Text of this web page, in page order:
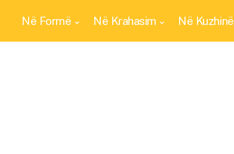
Në Formë Në Krahasim Në Kuzhinë